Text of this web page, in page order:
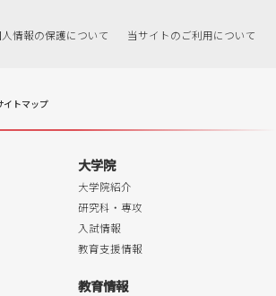
情報の保護について 当サイトのご利用について
大学院
大学院紹介
研究科・専攻
入試情報
教育支援情報
教育情報